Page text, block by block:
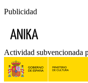
Publicidad
Actividad subvencionada